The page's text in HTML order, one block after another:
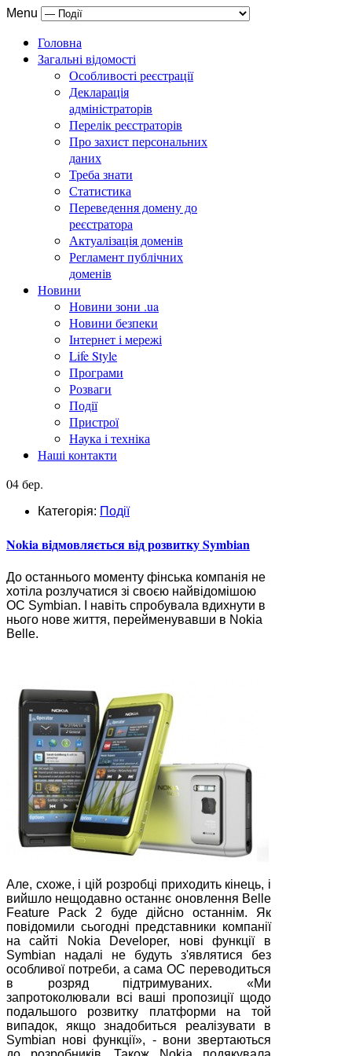
Menu
Головна
Загальні відомості
Особливості реєстрації
Декларація
адміністраторів
Перелік реєстраторів
Про захист персональних
даних
Треба знати
Статистика
Переведення домену до
реєстратора
Актуалізація доменів
Регламент публічних
доменів
Новини
Новини зони .ua
Новини безпеки
Інтернет і мережі
Life Style
Програми
Розваги
Події
Пристрої
Наука і техніка
Наші контакти
04 бер.
Категорія: Події
Nokia відмовляється від розвитку Symbian
До останнього моменту фінська компанія не
хотіла розлучатися зі своєю найвідомішою
ОС Symbian. І навіть спробувала вдихнути в
нього нове життя, перейменувавши в Nokia
Belle.
Але, схоже, і цій розробці приходить кінець, і
вийшло нещодавно останнє оновлення Belle
Feature Pack 2 буде дійсно останнім. Як
повідомили сьогодні представники компанії
на сайті Nokia Developer, нові функції в
Symbian надалі не будуть з'являтися без
особливої потреби, а сама ОС переводиться
в розряд підтримуваних. «Ми
запротоколювали всі ваші пропозиції щодо
подальшого розвитку платформи на той
випадок, якщо знадобиться реалізувати в
Symbian нові функції», - вони звертаються